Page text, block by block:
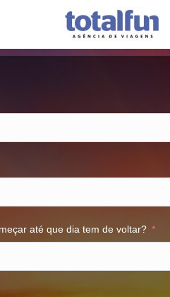
até que dia tem de voltar?